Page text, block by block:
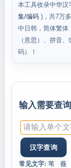
本工具收录中华汉
集/编码 )，共7万
中日韩，简体繁体
（意思）、拼音
码）！
输入需要查
常见文字: 苇 薇